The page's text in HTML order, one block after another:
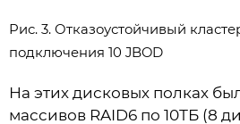
Рис. 3. Отказоустойчивый
подключения 10 JBOD
На этих дисковых полках
массивов RAID6 по 10ТБ (8